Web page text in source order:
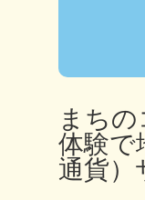
まち
体験で
通貨）